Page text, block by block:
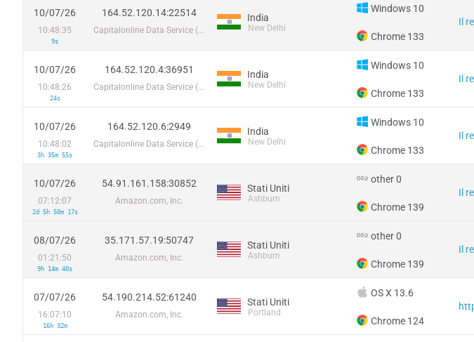
10/07/26
10:48:35
9s
164.52.120.14:22514
Capitalonline Data Service (HK) Co
India
New Delhi
Windows 10
Chrome 133
Il
10/07/26
10:48:26
24s
164.52.120.4:36951
Capitalonline Data Service (HK) Co
India
New Delhi
Windows 10
Chrome 133
Il
10/07/26
10:48:02
3h 35m 55s
164.52.120.6:2949
Capitalonline Data Service (HK) Co
India
New Delhi
Windows 10
Chrome 133
Il
10/07/26
07:12:07
2d 5h 50m 17s
54.91.161.158:30852
Amazon.com, Inc.
Stati Uniti
Ashburn
other 0
Chrome 139
Il
08/07/26
01:21:50
9h 14m 40s
35.171.57.19:50747
Amazon.com, Inc.
Stati Uniti
Ashburn
other 0
Chrome 139
Il
07/07/26
16:07:10
16h 32m
54.190.214.52:61240
Amazon.com, Inc.
Stati Uniti
Portland
OS X 13.6
Chrome 124